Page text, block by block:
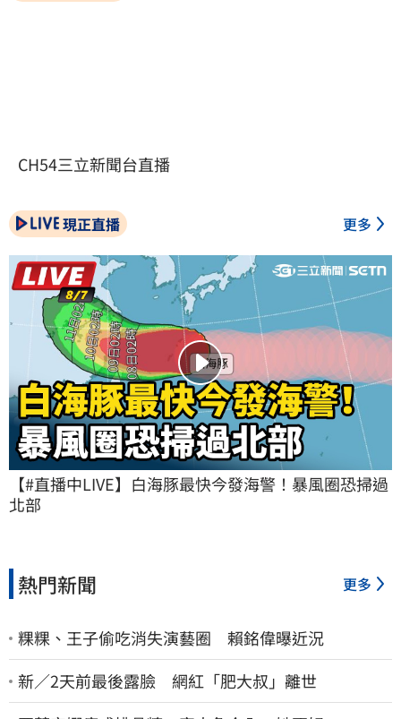
CH54三立新聞台直播
現正直播 更多
【#直播中LIVE】白海豚最快今發海警！暴風圈恐掃過
北部
熱門新聞 更多
粿粿、王子偷吃消失演藝圈 賴銘偉曝近況
新／2天前最後露臉 網紅「肥大叔」離世